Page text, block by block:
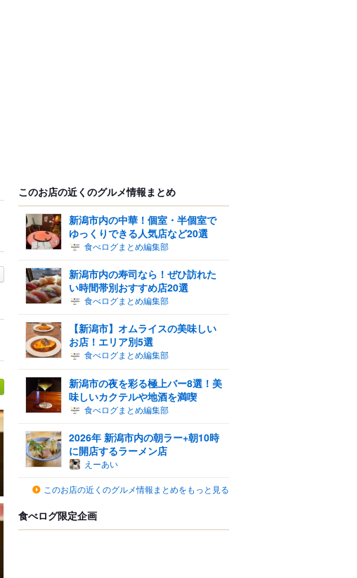
このお店の近くのグルメ情報まとめ
新潟市内の中華！個室・半個室で
ゆっくりできる人気店など20選
食べログまとめ編集部
新潟市内の寿司なら！ぜひ訪れた
い時間帯別おすすめ店20選
食べログまとめ編集部
【新潟市】オムライスの美味しい
お店！エリア別5選
食べログまとめ編集部
新潟市の夜を彩る極上バー8選！美
味しいカクテルや地酒を満喫
食べログまとめ編集部
2026年 新潟市内の朝ラー+朝10時
に開店するラーメン店
えーあい
このお店の近くのグルメ情報まとめをもっと見る
食べログ限定企画